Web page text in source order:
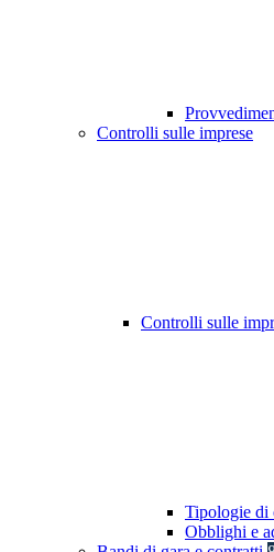
Controlli sulle imprese
Controlli sulle
Tipologie di
Obblighi e